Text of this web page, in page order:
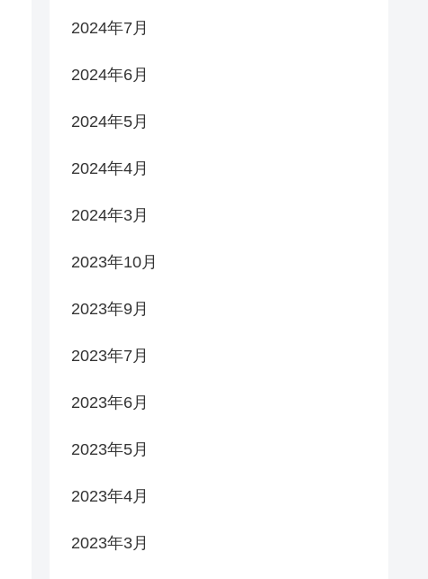
2024年7月
2024年6月
2024年5月
2024年4月
2024年3月
2023年10月
2023年9月
2023年7月
2023年6月
2023年5月
2023年4月
2023年3月